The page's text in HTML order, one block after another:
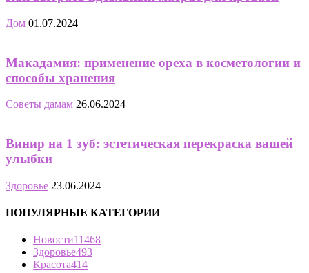
Дом 01.07.2024
Макадамия: применение ореха в косметологии и
способы хранения
Советы дамам 26.06.2024
Винир на 1 зуб: эстетическая перекраска вашей
улыбки
Здоровье 23.06.2024
ПОПУЛЯРНЫЕ КАТЕГОРИИ
Новости11468
Здоровье493
Красота414